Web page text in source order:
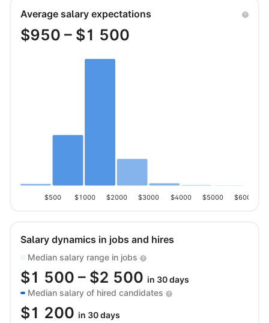
Average salary expectations
$950 – $1 500
$500 $1000 $2000 $3000 $4000 $5000 $6000
Salary dynamics in jobs and hires
Median salary range in jobs
$1 500 – $2 500 in 30 days
Median salary of hired candidates
$1 200 in 30 days